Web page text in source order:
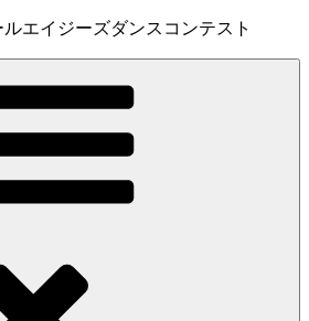
エイジーズダンスコンテスト